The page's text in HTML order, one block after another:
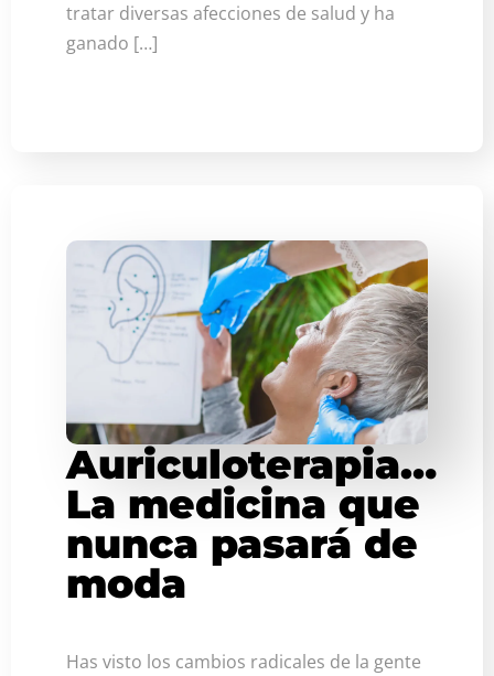
tratar diversas afecciones de salud y ha
ganado […]
Auriculoterapia…
La medicina que
nunca pasará de
moda
Has visto los cambios radicales de la gente